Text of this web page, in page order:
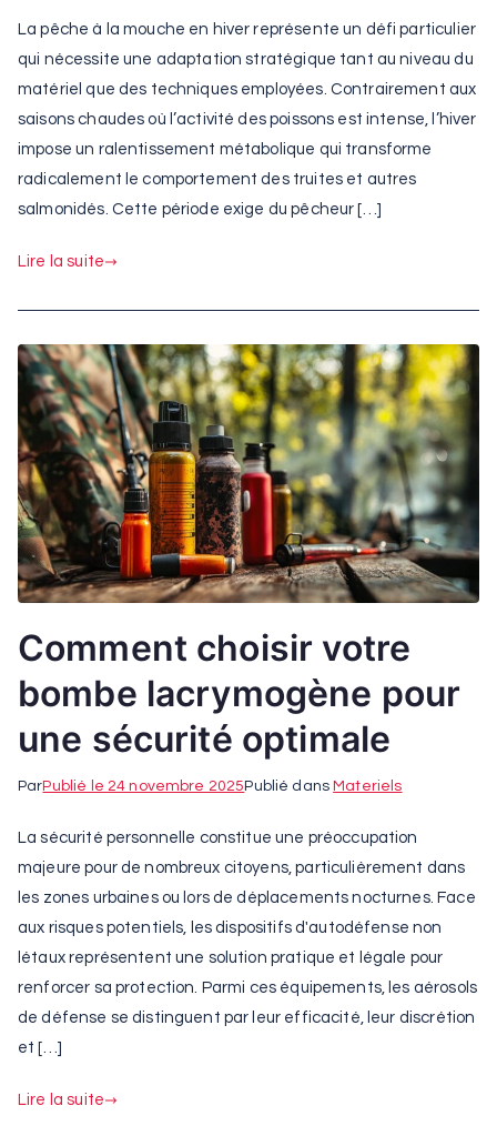
La pêche à la mouche en hiver représente un défi particulier
qui nécessite une adaptation stratégique tant au niveau du
matériel que des techniques employées. Contrairement aux
saisons chaudes où l’activité des poissons est intense, l’hiver
impose un ralentissement métabolique qui transforme
radicalement le comportement des truites et autres
salmonidés. Cette période exige du pêcheur […]
Lire la suite
Comment choisir votre
bombe lacrymogène pour
une sécurité optimale
ParPublié le 24 novembre 2025 Publié dans Materiels
La sécurité personnelle constitue une préoccupation
majeure pour de nombreux citoyens, particulièrement dans
les zones urbaines ou lors de déplacements nocturnes. Face
aux risques potentiels, les dispositifs d'autodéfense non
létaux représentent une solution pratique et légale pour
renforcer sa protection. Parmi ces équipements, les aérosols
de défense se distinguent par leur efficacité, leur discrétion
et […]
Lire la suite